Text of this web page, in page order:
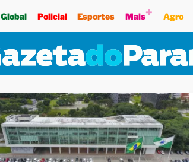
Global Policial Esportes Mais+ Agro